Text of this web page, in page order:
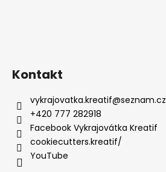
Kontakt
vykrajovatka.kreatif@seznam.cz
+420 777 282918
Facebook Vykrajovátka Kreatif
cookiecutters.kreatif/
YouTube